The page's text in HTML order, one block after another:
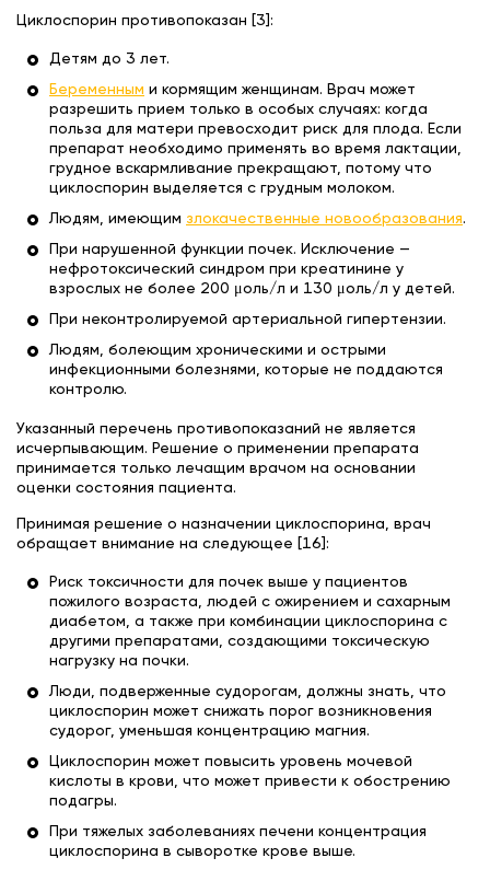
Циклоспорин противопоказан [3]:
Детям до 3 лет.
Беременным и кормящим женщинам. Врач может
разрешить прием только в особых случаях: когда
польза для матери превосходит риск для плода. Если
препарат необходимо применять во время лактации,
грудное вскармливание прекращают, потому что
циклоспорин выделяется с грудным молоком.
Людям, имеющим злокачественные новообразования.
При нарушенной функции почек. Исключение —
нефротоксический синдром при креатинине у
взрослых не более 200 μоль/л и 130 μоль/л у детей.
При неконтролируемой артериальной гипертензии.
Людям, болеющим хроническими и острыми
инфекционными болезнями, которые не поддаются
контролю.
Указанный перечень противопоказаний не является
исчерпывающим. Решение о применении препарата
принимается только лечащим врачом на основании
оценки состояния пациента.
Принимая решение о назначении циклоспорина, врач
обращает внимание на следующее [16]:
Риск токсичности для почек выше у пациентов
пожилого возраста, людей с ожирением и сахарным
диабетом, а также при комбинации циклоспорина с
другими препаратами, создающими токсическую
нагрузку на почки.
Люди, подверженные судорогам, должны знать, что
циклоспорин может снижать порог возникновения
судорог, уменьшая концентрацию магния.
Циклоспорин может повысить уровень мочевой
кислоты в крови, что может привести к обострению
подагры.
При тяжелых заболеваниях печени концентрация
циклоспорина в сыворотке крове выше.